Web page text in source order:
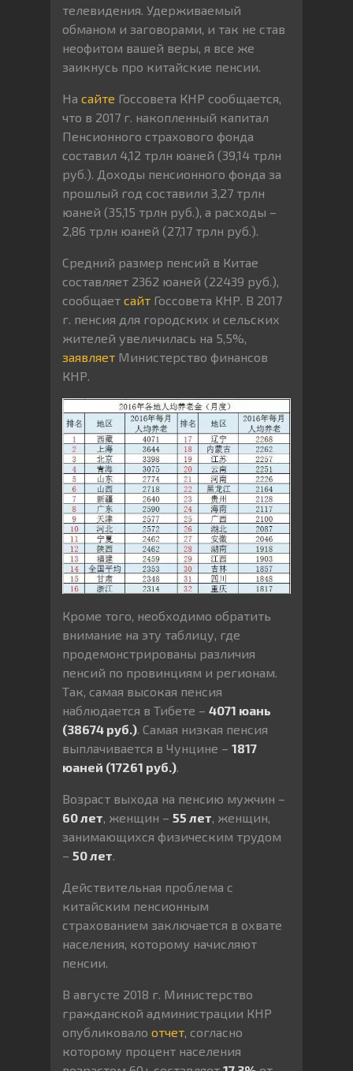
телевидения. Удерживаемый
обманом и заговорами, и так не став
неофитом вашей веры, я все же
заикнусь про китайские пенсии.
На сайте Госсовета КНР сообщается,
что в 2017 г. накопленный капитал
Пенсионного страхового фонда
составил 4,12 трлн юаней (39,14 трлн
руб.). Доходы пенсионного фонда за
прошлый год составили 3,27 трлн
юаней (35,15 трлн руб.), а расходы –
2,86 трлн юаней (27,17 трлн руб.).
Средний размер пенсий в Китае
составляет 2362 юаней (22439 руб.),
сообщает сайт Госсовета КНР. В 2017
г. пенсия для городских и сельских
жителей увеличилась на 5,5%,
заявляет Министерство финансов
КНР.
Кроме того, необходимо обратить
внимание на эту таблицу, где
продемонстрированы различия
пенсий по провинциям и регионам.
Так, самая высокая пенсия
наблюдается в Тибете – 4071 юань
(38674 руб.). Самая низкая пенсия
выплачивается в Чунцине – 1817
юаней (17261 руб.).
Возраст выхода на пенсию мужчин –
60 лет, женщин – 55 лет, женщин,
занимающихся физическим трудом
– 50 лет.
Действительная проблема с
китайским пенсионным
страхованием заключается в охвате
населения, которому начисляют
пенсии.
В августе 2018 г. Министерство
гражданской администрации КНР
опубликовало отчет, согласно
которому процент населения